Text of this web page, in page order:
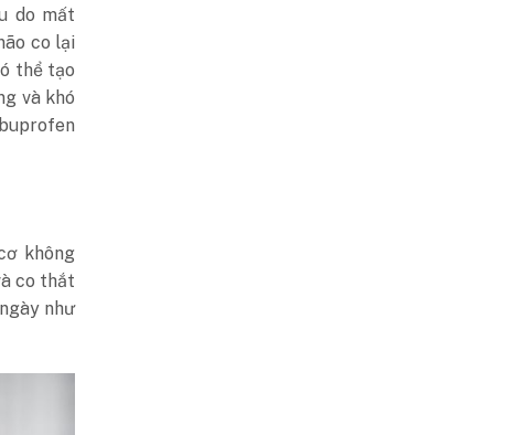
do mất
co lại
thể tạo
và khó
không
co thắt
như